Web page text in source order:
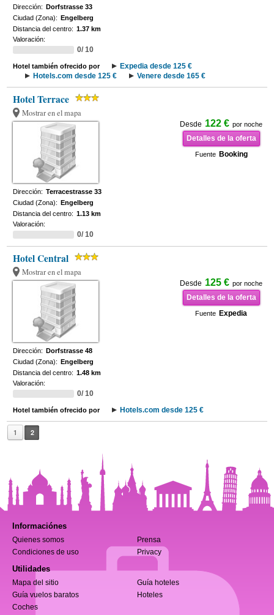
Dirección: Dorfstrasse 33
Ciudad (Zona): Engelberg
Distancia del centro: 1.37 km
Valoración:
0/ 10
Hotel también ofrecido por
Expedia desde 125 €
Hotels.com desde 125 €
Venere desde 165 €
Hotel Terrace
Mostrar en el mapa
Desde 122 € por noche
Detalles de la oferta
Fuente Booking
Dirección: Terracestrasse 33
Ciudad (Zona): Engelberg
Distancia del centro: 1.13 km
Valoración:
0/ 10
Hotel Central
Mostrar en el mapa
Desde 125 € por noche
Detalles de la oferta
Fuente Expedia
Dirección: Dorfstrasse 48
Ciudad (Zona): Engelberg
Distancia del centro: 1.48 km
Valoración:
0/ 10
Hotel también ofrecido por Hotels.com desde 125 €
1 2
Informaciónes
Quienes somos
Prensa
Condiciones de uso
Privacy
Utilidades
Mapa del sitio
Guía hoteles
Guía vuelos baratos
Hoteles
Coches